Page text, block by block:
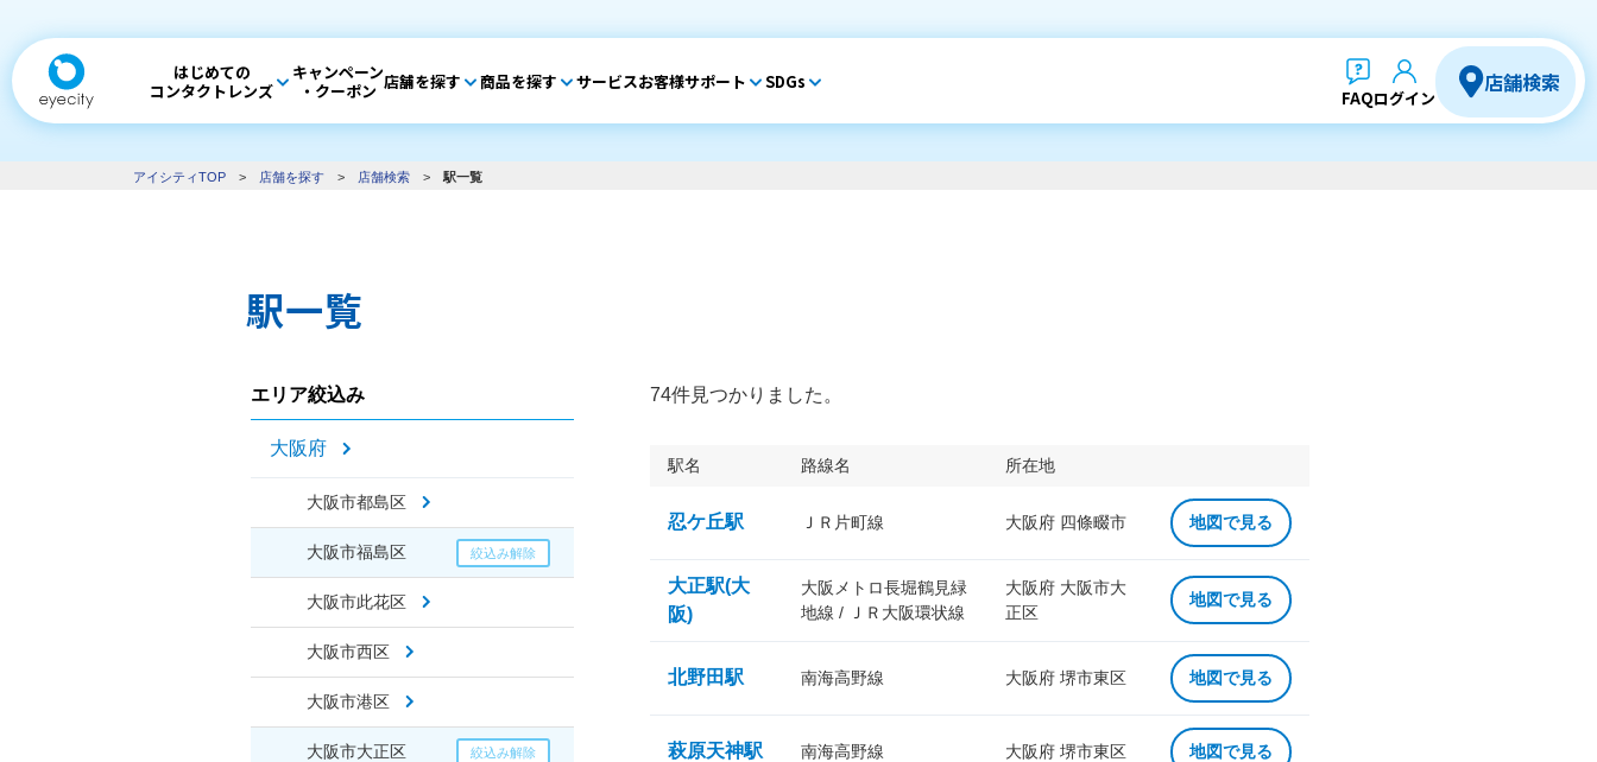
はじめての
コンタクトレンズ
キャンペーン
・クーポン 店舗を探す 商品を探す サービスお客様サポート SDGs
FAQログイン
店舗検索
アイシティTOP > 店舗を探す > 店舗検索 > 駅一覧
駅一覧
エリア絞込み
大阪府
大阪市都島区
大阪市福島区
大阪市此花区
大阪市西区
大阪市港区
大阪市大正区
74件見つかりました。
駅名 路線名 所在地
忍ケ丘駅 ＪＲ片町線 大阪府 四條畷市 地図で見る
大正駅(大
阪)
大阪メトロ長堀鶴見緑
地線 / ＪＲ大阪環状線
大阪府 大阪市大
正区
地図で見る
北野田駅 南海高野線 大阪府 堺市東区 地図で見る
萩原天神駅 南海高野線 大阪府 堺市東区 地図で見る